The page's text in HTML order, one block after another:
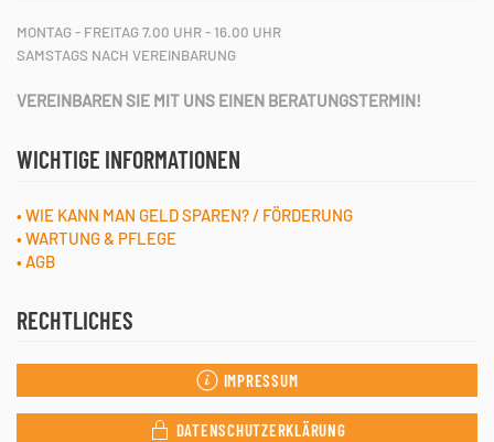
MONTAG - FREITAG 7.00 UHR - 16.00 UHR
SAMSTAGS NACH VEREINBARUNG
VEREINBAREN SIE MIT UNS EINEN BERATUNGSTERMIN!
WICHTIGE INFORMATIONEN
• WIE KANN MAN GELD SPAREN? / FÖRDERUNG
• WARTUNG & PFLEGE
• AGB
RECHTLICHES
IMPRESSUM
DATENSCHUTZERKLÄRUNG